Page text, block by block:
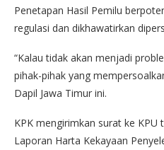
Penetapan Hasil Pemilu
regulasi dan dikhawatirkan
“Kalau tidak akan menjadi
pihak-pihak yang
Dapil Jawa Timur ini.
KPK mengirimkan surat ke
Laporan Harta Kekayaan